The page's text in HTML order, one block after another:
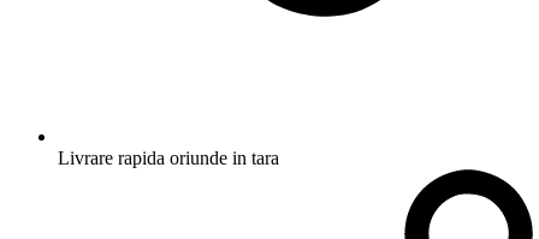
Livrare rapida oriunde in tara